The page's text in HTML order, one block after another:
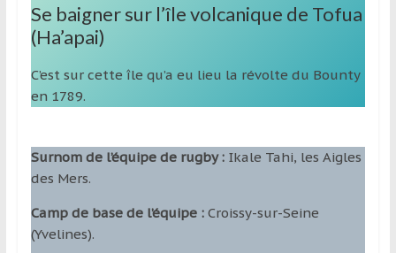
Se baigner sur l’île volcanique de Tofua
(Ha’apai)
C’est sur cette île qu’a eu lieu la révolte du Bounty
en 1789.
Surnom de l’équipe de rugby :Ikale Tahi, les Aigles
des Mers.
Camp de base de l’équipe :Croissy-sur-Seine
(Yvelines).